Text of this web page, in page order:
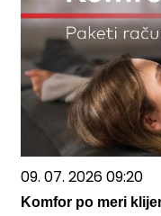
09. 07. 2026 09:20
Komfor po meri